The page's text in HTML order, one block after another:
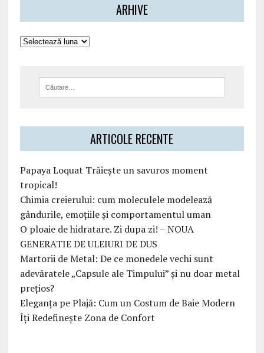
ARHIVE
ARTICOLE RECENTE
Papaya Loquat Trăiește un savuros moment
tropical!
Chimia creierului: cum moleculele modelează
gândurile, emoțiile și comportamentul uman
O ploaie de hidratare. Zi dupa zi! – NOUA
GENERATIE DE ULEIURI DE DUS
Martorii de Metal: De ce monedele vechi sunt
adevăratele „Capsule ale Timpului” și nu doar metal
prețios?
Eleganța pe Plajă: Cum un Costum de Baie Modern
Îți Redefinește Zona de Confort